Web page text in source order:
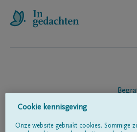
Cookie kennisgeving
Onze website gebruikt cookies. Sommige